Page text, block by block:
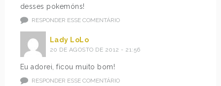
desses pokemóns!
RESPONDER ESSE COMENTÁRIO
Lady LoLo
20 DE AGOSTO DE 2012 - 21:56
Eu adorei, ficou muito bom!
RESPONDER ESSE COMENTÁRIO